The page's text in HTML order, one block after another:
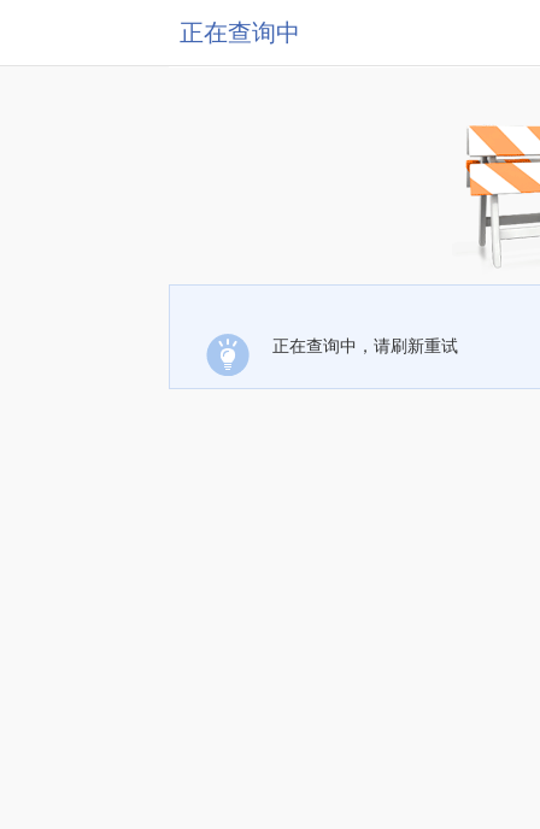
正在查询中
正在查询中，请刷新重试